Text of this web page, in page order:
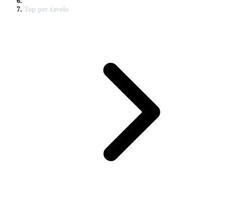
Top per tavolo